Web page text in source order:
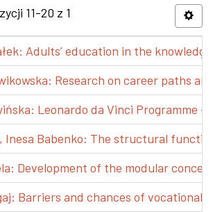
11-20 z 1
Adults’ education in the
Research on career paths
Leonardo da Vinci Programme
Inesa Babenko: The structural
Development of the modular
Barriers and chances of vocational